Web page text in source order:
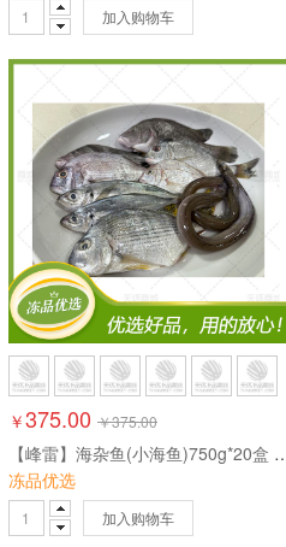
加入购物车
￥375.00 ￥375.00
【峰雷】海杂鱼(
冻品优选
加入购物车